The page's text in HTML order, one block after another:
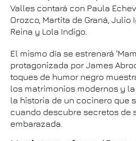
Valles contará con Paula
Orozco, Martita de Graná, Julio
Reina y Lola Indigo.
El mismo día se estrenará
protagonizada por James
toques de humor negro
los matrimonios modernos y
la historia de un cocinero que
cuando descubre secretos de
embarazada.